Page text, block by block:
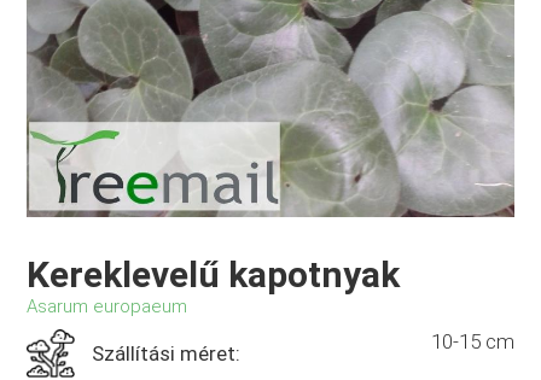
Kereklevelű kapotnyak
Asarum europaeum
Szállítási méret: 10-15 cm